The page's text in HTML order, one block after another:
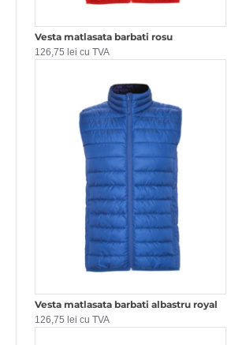
Vesta matlasata barbati rosu
126,75 lei cu TVA
Vesta matlasata barbati albastru royal
126,75 lei cu TVA